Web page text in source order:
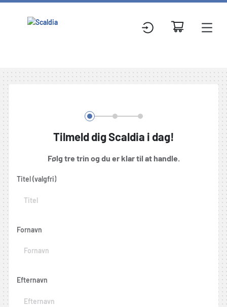
Registrering
Tilmeld dig Scaldia i dag!
Følg tre trin og du er klar til at handle.
Titel (valgfri)
Fornavn
Efternavn